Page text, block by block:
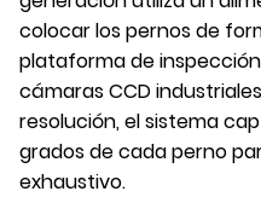
colocar los pernos de
plataforma de
cámaras CCD
resolución, el sistema
grados de cada perno
exhaustivo.